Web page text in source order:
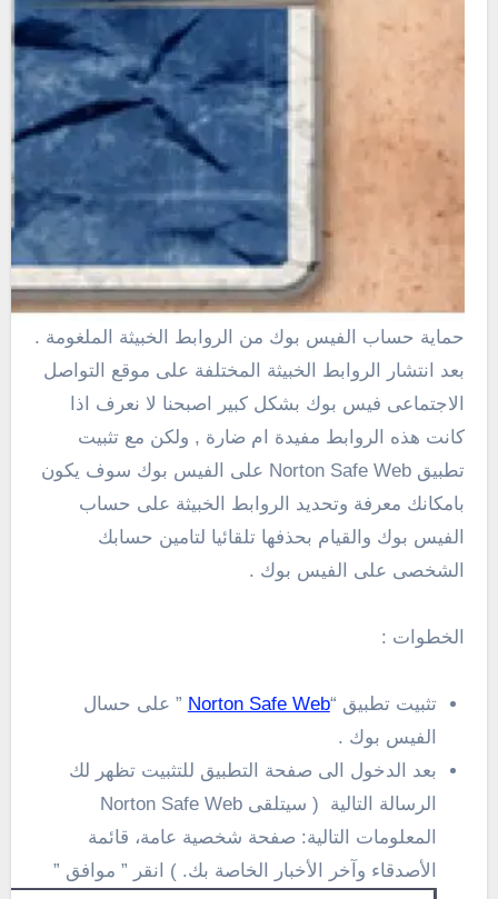
حماية حساب الفيس بوك من الروابط الخبيثة الملغومة .
بعد انتشار الروابط الخبيثة المختلفة على موقع التواصل
الاجتماعى فيس بوك بشكل كبير اصبحنا لا نعرف اذا
كانت هذه الروابط مفيدة ام ضارة , ولكن مع تثبيت
تطبيق Norton Safe Web على الفيس بوك سوف يكون
بامكانك معرفة وتحديد الروابط الخبيثة على حساب
الفيس بوك والقيام بحذفها تلقائيا لتامين حسابك
الشخصى على الفيس بوك .
الخطوات :
تثبيت تطبيق “Norton Safe Web ” على حسال
الفيس بوك .
بعد الدخول الى صفحة التطبيق للتثبيت تظهر لك
المعلومات التالية: ‏‏‏صفحة شخصية عامة‏، ‏قائمة
الأصدقاء‏‏ و‏آخر الأخبار‏‏ الخاصة بك. ) انقر ” موافق ”